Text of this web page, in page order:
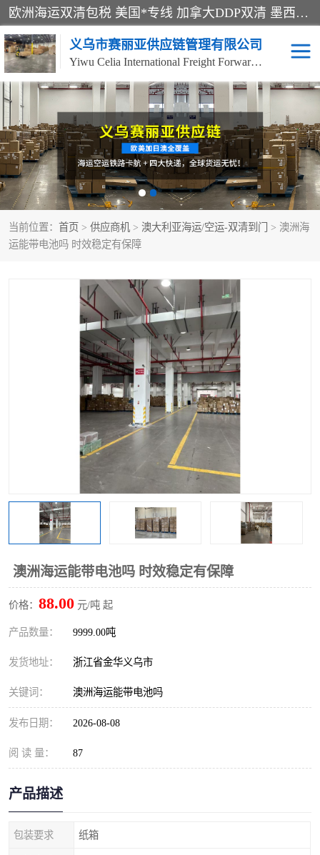
欧洲海运双清包税 美国*专线 加拿大DDP双清 墨西哥跨境空运 澳大利亚专线物流 跨境电商物流服务 国际快递到门服务 海运*渠道 一站式跨境物流解决方案 TikTok/SHEIN专线 电商平台FBA头程运输 国际铁路运输欧洲 UPS/DDHL/联邦快递跨境 美国双清到门物流 跨境*运输
义乌市赛丽亚供应链管理有限公司
Yiwu Celia International Freight Forwarding Co., Ltd
当前位置： 首页 > 供应商机 > 澳大利亚海运/空运-双清到门
> 澳洲海
运能带电池吗 时效稳定有保障
澳洲海运能带电池吗 时效稳定有保障
价格： 88.00 元/吨 起
产品数量： 9999.00吨
发货地址： 浙江省金华义乌市
关键词： 澳洲海运能带电池吗
发布日期： 2026-08-08
阅 读 量： 87
产品描述
包装要求 纸箱
美森快船 欧洲卡航
加拿大海运/空运-双清到
门
澳大利亚海运/空运-双清
到门
墨西哥海运/空运-双清到
门